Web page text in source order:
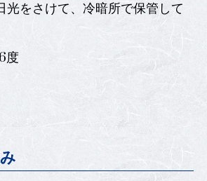
光をさけて、冷暗所で保管して
度